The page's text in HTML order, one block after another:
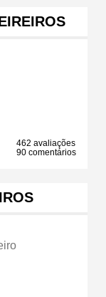
462 avaliações
90 comentários